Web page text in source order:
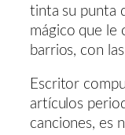
tinta su punta
mágico que le
barrios, con
Escritor
artículos
canciones, es